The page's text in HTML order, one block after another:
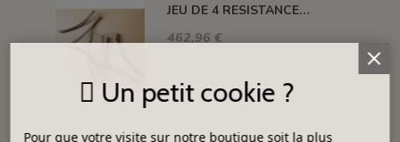
JEU DE 4 RESISTANCES FOUR 1320°C PLUTON-3S 76 L
462,96 €
Un petit cookie ?
Pour que votre visite sur notre boutique soit la plus